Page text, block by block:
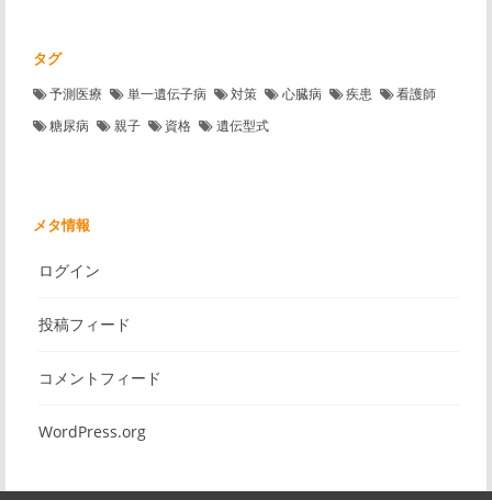
タグ
予測医療 単一遺伝子病 対策 心臓病 疾患
看護師
糖尿病
親子 資格 遺伝型式
メタ情報
ログイン
投稿フィード
コメントフィード
WordPress.org